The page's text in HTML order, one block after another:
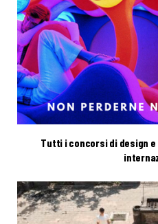
Tutti i concorsi di design